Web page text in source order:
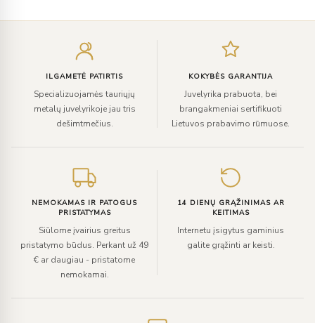
ILGAMETĖ PATIRTIS
Specializuojamės tauriųjų
metalų juvelyrikoje jau tris
dešimtmečius.
KOKYBĖS GARANTIJA
Juvelyrika prabuota, bei
brangakmeniai sertifikuoti
Lietuvos prabavimo rūmuose.
NEMOKAMAS IR PATOGUS
PRISTATYMAS
Siūlome įvairius greitus
pristatymo būdus. Perkant už 49
€ ar daugiau - pristatome
nemokamai.
14 DIENŲ GRĄŽINIMAS AR
KEITIMAS
Internetu įsigytus gaminius
galite grąžinti ar keisti.